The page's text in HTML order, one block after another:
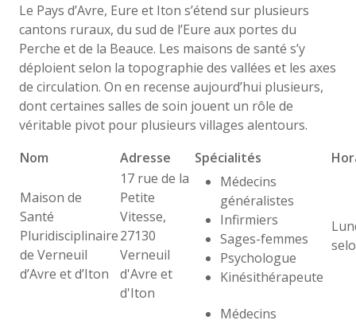
Le Pays d’Avre, Eure et Iton s’étend sur plusieurs
cantons ruraux, du sud de l’Eure aux portes du
Perche et de la Beauce. Les maisons de santé s’y
déploient selon la topographie des vallées et les axes
de circulation. On en recense aujourd’hui plusieurs,
dont certaines salles de soin jouent un rôle de
véritable pivot pour plusieurs villages alentours.
Nom
Adresse Spécialités
Maison de
Santé
Pluridisciplinaire
de Verneuil
d’Avre et d’Iton
17 rue de la
Petite
Vitesse,
27130
Verneuil
d'Avre et
d'Iton
Médecins
généralistes
Infirmiers
Sages-femmes
Psychologue
Kinésithérapeute
Médecins